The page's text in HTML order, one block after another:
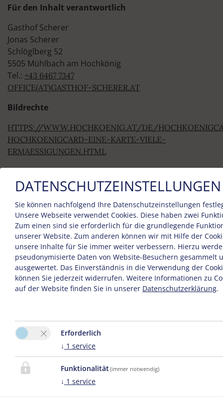
Für den Inhalt verantwortlich
Gasthof Scherer
Jonas Scherer
Schlöglberg 52
5505 Mühlbach am Hochkönig
Tel.: +43 6467 7347
OFFICE(AT)GASTHOF-SCHERER.AT
Bildrechte
HTTPS://WWW.HOCHKOENIG.AT/DE/
HOCHKOENIGCARD-EINE-KARTE-VIELE-
ERMAESSIGUNGEN.HTML
DESIGN & UMSETZUNG
zadego GmbH
WWW.EASYBOOKING.EU
Anton-Melzer-Straße 10
6020 Innsbruck - Austria
Inhalt des Online-Angebots
Der Autor übernimmt keinerlei Gewähr für die
Haftungsansprüche gegen den Autor, welche sich auf
Schäden materieller oder ideeller Art beziehen, die
durch die Nutzung oder Nichtnutzung der
dargebotenen Informationen bzw. durch die Nutzung
fehlerhafter und unvollständiger Informationen
verursacht wurden, sind grundsätzlich
DATENSCHUTZEINSTELLUNGEN
Sie können nachfolgend Ihre Datenschutzeinstellungen
Unsere Webseite verwendet Cookies. Diese haben zwei
Zum einen sind sie erforderlich für die grundlegende
unserer Website. Zum anderen können wir mit Hilfe der
unsere Inhalte für Sie immer weiter verbessern. Hierzu
pseudonymisierte Daten von Website-Besuchern gesammelt
ausgewertet. Das Einverständnis in die Verwendung der
können Sie jederzeit widerrufen. Weitere Informationen zu
auf der Website finden Sie in unserer Datenschutzerklärung.
Erforderlich
↓ 1 service
Funktionalität(immer notwendig)
↓ 1 service